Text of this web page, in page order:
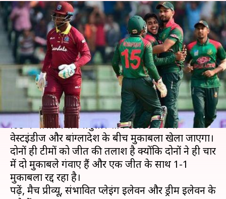
विश्व कप 2019: क्या वेस्टइंडीज को
चौंका पाएगी बांग्लादेश? जानें ड्रीम
इलेवन और संभावित टीमें
लेखन Neeraj Pandey Jun 17, 2019 09:35 am
क्या है खबर?
17 जून, सोमवार को टॉन्टन के कूपर एसोसिएट्स काउंटी
ग्राउंड में भारतीय समयानुसार शाम 03:00 बजे से
वेस्टइंडीज और बांग्लादेश के बीच मुकाबला खेला जाएगा।
दोनों ही टीमों को जीत की तलाश है क्योंकि दोनों ने ही चार
में दो मुकाबले गंवाए हैं और एक जीत के साथ 1-1
मुकाबला रद्द रहा है।
पढ़ें, मैच प्रीव्यू, संभावित प्लेइंग इलेवन और ड्रीम इलेवन के